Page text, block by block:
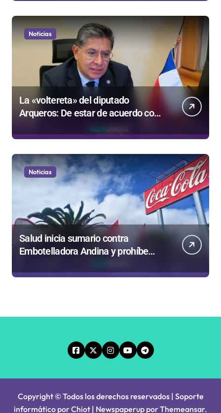
Noticias
La «voltereta» del diputado
Arqueros: De estar de acuerdo con
privatizar Codelco a defender una
empresa 100% estatal
Noticias
Salud inicia sumario contra
Embotelladora Andina y prohíbe
laborales
Copyright © Todos los derechos reservados | Soporte
informático por Chiot | Newspaperup porThemeansar.